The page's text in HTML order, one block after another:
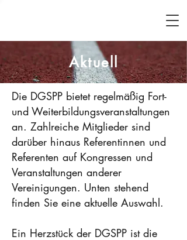
Aktuell
Die DGSPP bietet regelmäßig Fort-
und Weiterbildungsveranstaltungen
an. Zahlreiche Mitglieder sind
darüber hinaus Referentinnen und
Referenten auf Kongressen und
Veranstaltungen anderer
Vereinigungen. Unten stehend
finden Sie eine aktuelle Auswahl.
Ein Herzstück der DGSPP ist die